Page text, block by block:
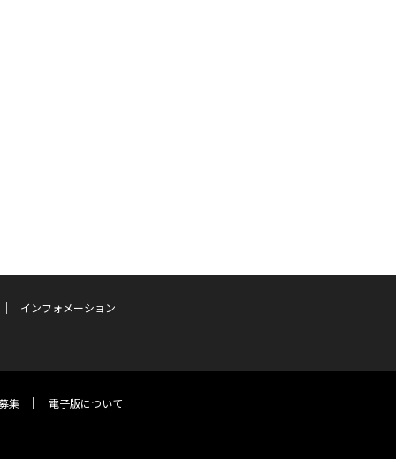
インフォメーション
集 電子版について